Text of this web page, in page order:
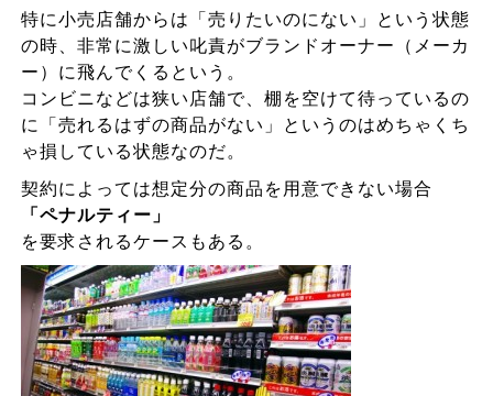
特に小売店舗からは「売りたいのにない」という状態
の時、非常に激しい叱責がブランドオーナー（メーカ
ー）に飛んでくるという。
コンビニなどは狭い店舗で、棚を空けて待っているの
に「売れるはずの商品がない」というのはめちゃくち
ゃ損している状態なのだ。
契約によっては想定分の商品を用意できない場合
「ペナルティー」
を要求されるケースもある。